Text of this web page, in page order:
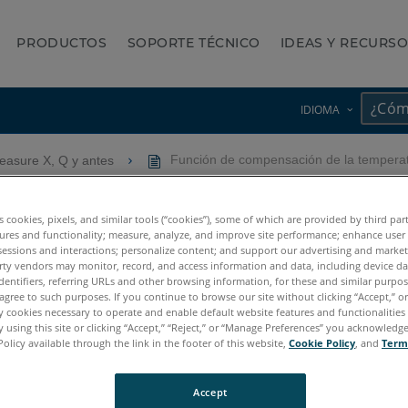
PRODUCTOS SOPORTE TÉCNICO IDEAS Y
IDIOMA
X, Q y antes Función de compensación de la
la temperatura del
cookies, pixels, and similar tools (“cookies”), some of which are provided by third
and functionality; measure, analyze, and improve site performance; enhance user
and interactions; personalize content; and support our advertising and
vendors may monitor, record, and access information and data, including device
referring URLs and other browsing information, for these and similar
to such purposes. If you continue to browse our site without clicking “Accept,”
cookies necessary to operate and enable default website features and
using this site or clicking “Accept,” “Reject,” or “Manage Preferences” you
available through the link in the footer of this website, Cookie Policy, and
Accept